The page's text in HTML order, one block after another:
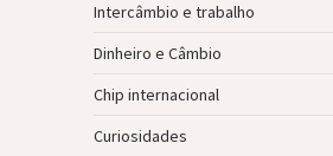
Intercâmbio e trabalho
Dinheiro e Câmbio
Chip internacional
Curiosidades